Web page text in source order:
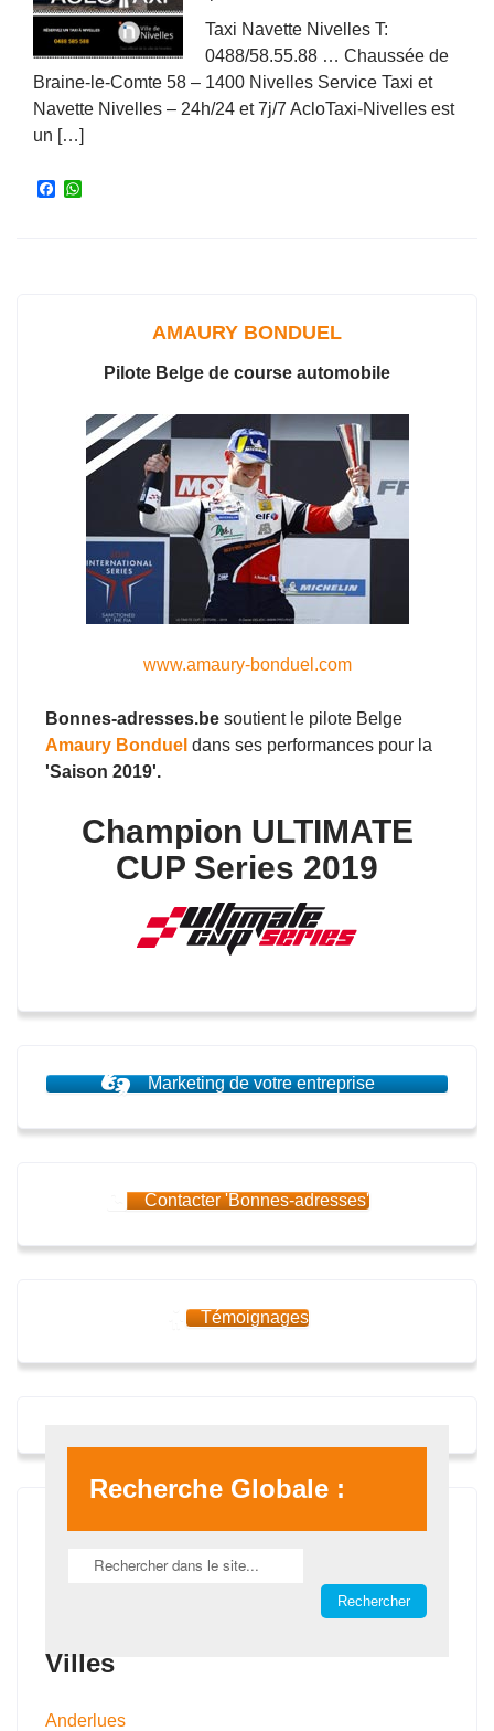
Taxi Navette Nivelles T:
0488/58.55.88 … Chaussée de
Braine-le-Comte 58 – 1400 Nivelles Service Taxi et
Navette Nivelles – 24h/24 et 7j/7 AcloTaxi-Nivelles est
un […]
F
AMAURY BONDUEL
Pilote Belge de course automobile
www.amaury-bonduel.com
Bonnes-adresses.be soutient le pilote Belge
Amaury Bonduel dans ses performances pour la
'Saison 2019'.
Champion ULTIMATE
CUP Series 2019
Marketing de votre entreprise
Contacter 'Bonnes-adresses'
Témoignages
Recherche Globale :
Villes
Anderlues